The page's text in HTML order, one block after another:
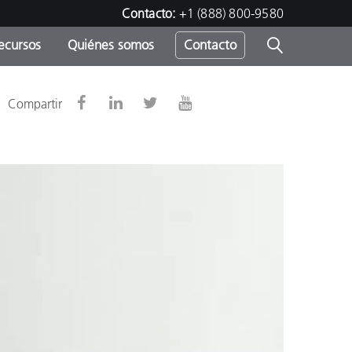
Contacto: +1 (888) 800-9580
Quiénes somos Contacto
Compartir